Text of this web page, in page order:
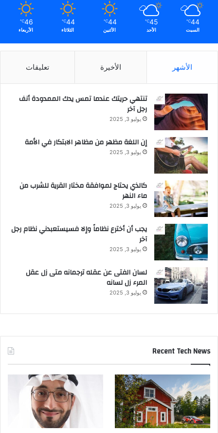
44
℃
السبت
45
℃
الأحد
44
℃
الأثنين
44
℃
الثلاثاء
46
℃
الأربعاء
الأشهر الأخيرة تعليقات
تنتهي حريتك عندما تمس يدك الممدودة أنف
رجل آخر
يوليو 3, 2025
إن اللغة مظهر من مظاهر الابتكار في الأمة
يوليو 3, 2025
كالذي يحتاج لموافقة مختار القرية للشرب من
ماء النهر
يوليو 3, 2025
يجب أن أخترع نظاماً وإلا فسيستعبدني نظام رجل
آخر
يوليو 3, 2025
لسان الفتى عن عقله ترجمانه متى زل عقل
المرء زل لسانه
يوليو 3, 2025
Recent Tech News